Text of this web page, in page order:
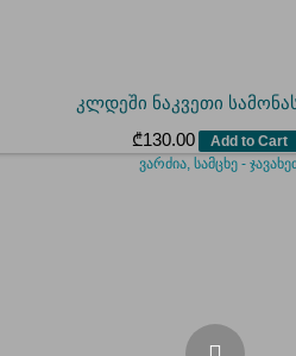
კლდეში ნაკვეთი
₾130.00 Add to Cart